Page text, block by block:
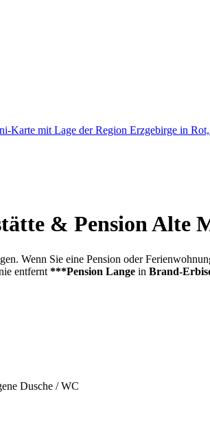
& Pension Alte
Wenn Sie eine Pension oder
entfernt ***Pension Lange in Brand-
Dusche / WC